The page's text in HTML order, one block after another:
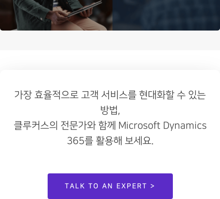
가장 효율적으로 고객 서비스를 현대화할 수 있는
방법,
클루커스의 전문가와 함께 Microsoft Dynamics
365를 활용해 보세요.
TALK TO AN EXPERT >